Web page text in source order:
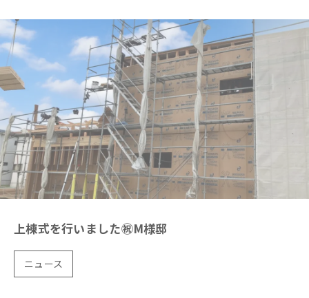
上棟式を行いました㊗M様邸
ニュース